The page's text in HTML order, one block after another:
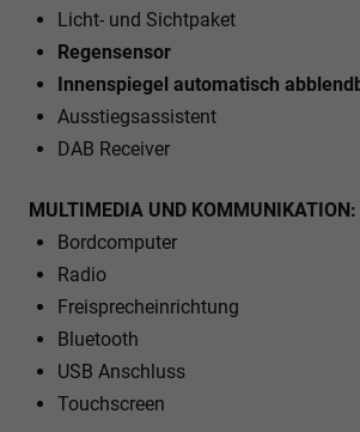
Licht- und Sichtpaket
Regensensor
Innenspiegel automatisch
Ausstiegsassistent
DAB Receiver
MULTIMEDIA UND KOMMUNIKATION:
Bordcomputer
Radio
Freisprecheinrichtung
Bluetooth
USB Anschluss
Touchscreen